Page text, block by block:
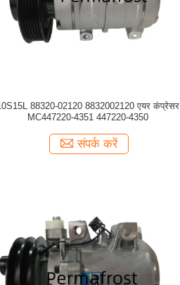
88320-02120 8832002120 एयर कंप्रेसर
MC447220-4351 447220-4350
संपर्क करें